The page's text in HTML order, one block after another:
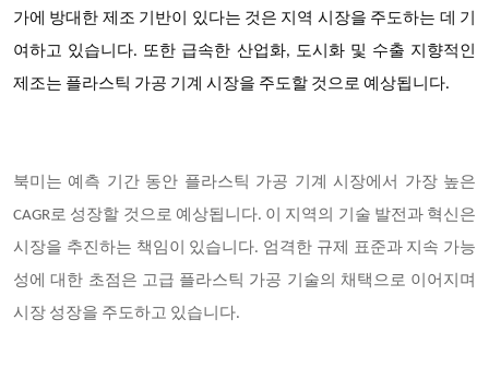
가에 방대한 제조 기반이 있다는 것은 지역 시장을 주도하는 데 기
여하고 있습니다. 또한 급속한 산업화, 도시화 및 수출 지향적인
제조는 플라스틱 가공 기계 시장을 주도할 것으로 예상됩니다.
북미는 예측 기간 동안 플라스틱 가공 기계 시장에서 가장 높은
CAGR로 성장할 것으로 예상됩니다. 이 지역의 기술 발전과 혁신은
시장을 추진하는 책임이 있습니다. 엄격한 규제 표준과 지속 가능
성에 대한 초점은 고급 플라스틱 가공 기술의 채택으로 이어지며
시장 성장을 주도하고 있습니다.